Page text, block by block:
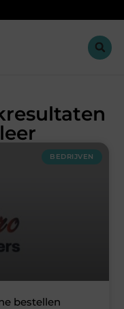
BEDRIJVEN
bestellen